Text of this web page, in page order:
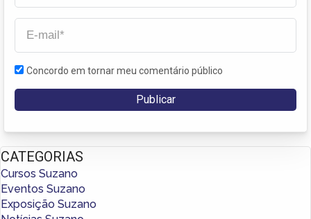
Concordo em tornar meu comentário público
CATEGORIAS
Cursos Suzano
Eventos Suzano
Exposição Suzano